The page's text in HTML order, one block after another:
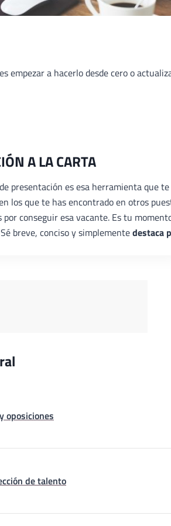
empezar a hacerlo desde cero o
A LA CARTA
presentación es esa herramienta que te
los que te has encontrado en otros
conseguir esa vacante. Es tu
breve, conciso y simplementedestaca
oposiciones
de talento